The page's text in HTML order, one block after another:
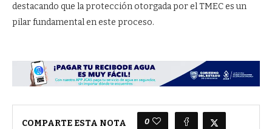
destacando que la protección otorgada por el TMEC es un
pilar fundamental en este proceso.
COMPARTE ESTA NOTA 0